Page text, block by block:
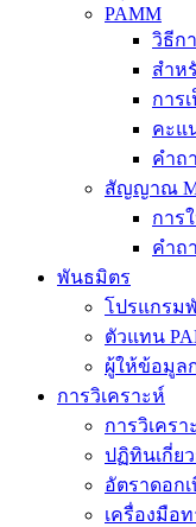
PAMM
วิธีก
สำห
การ
คะแ
คำถ
สัญญาณ
การ
คำถ
พันธมิตร
โปรแกรม
ตัวแทน
ผู้ให้ข้อมูล
การวิเคราะห์
การวิเคร
ปฏิทินเกี่ย
อัตราดอกเ
เครื่องมือท